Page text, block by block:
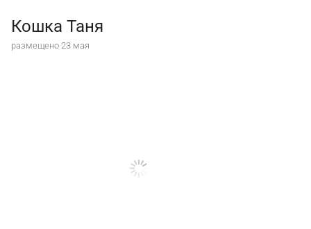
Кошка Таня
размещено 23 мая